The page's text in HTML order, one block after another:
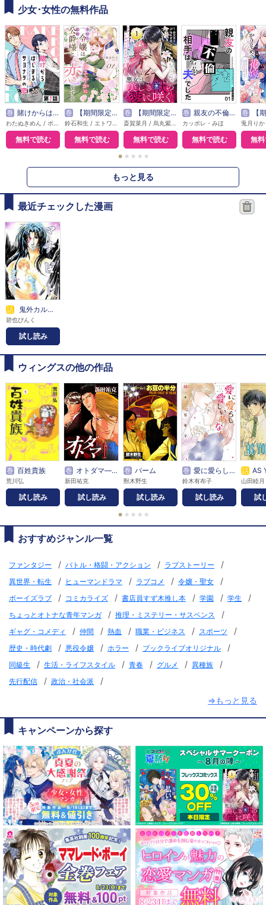
少女･女性の無料作品
巻 賭けからはじまるサヨナラの恋【単話版】
無料で読む
巻 【期間限定無料】本好き令嬢は敏腕公爵様とひそやかに恋をする
無料で読む
巻 【期間限定無料】悪女は美しき獣の愛に咲く（単話版）
無料で読む
巻 親友の不倫相手は、夫でした【単話版】
カッポレ・みほ
無料で読む
巻 【期間限定無料】【特装版
無
● ● ● ● ●
もっと見る
最近チェックした漫画
話 鬼外カルテ八 マチビト
碧也ぴんく
試し読み
ウィングスの他の作品
巻 百姓貴族
荒川弘
試し読み
巻 オトダマ―音霊―
新田祐克
試し読み
巻 パーム
獸木野生
試し読み
巻 愛に愛らし愛しいあなた
鈴木有布子
試し読み
話 AS
試
● ● ● ● ●
おすすめジャンル一覧
ファンタジー / バトル・格闘・アクション / ラブストーリー /
異世界・転生 / ヒューマンドラマ / ラブコメ / 令嬢・聖女 /
ボーイズラブ / コミカライズ / 書店員すず木推し本 / 学園 / 学生 /
ちょっとオトナな青年マンガ / 推理・ミステリー・サスペンス /
ギャグ・コメディ / 仲間 / 熱血 / 職業・ビジネス / スポーツ /
歴史・時代劇 / 悪役令嬢 / ホラー / ブックライブオリジナル /
同級生 / 生活・ライフスタイル / 青春 / グルメ / 異種族 /
先行配信 / 政治・社会派
/
⇒もっと見る
キャンペーンから探す